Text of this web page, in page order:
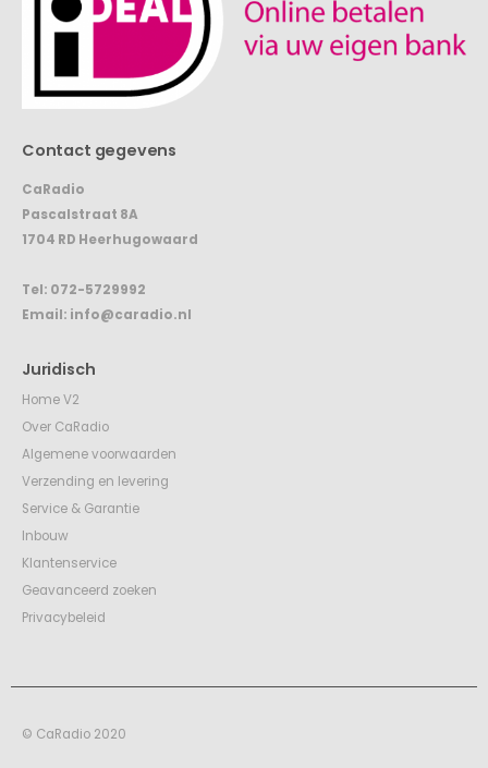
Contact gegevens
CaRadio
Pascalstraat 8A
1704 RD Heerhugowaard
Tel: 072-5729992
Email: info@caradio.nl
Juridisch
Home V2
Over CaRadio
Algemene voorwaarden
Verzending en levering
Service & Garantie
Inbouw
Klantenservice
Geavanceerd zoeken
Privacybeleid
© CaRadio 2020